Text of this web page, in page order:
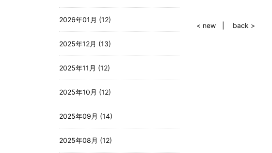
< new back >
2026年01月 (12)
2025年12月 (13)
2025年11月 (12)
2025年10月 (12)
2025年09月 (14)
2025年08月 (12)